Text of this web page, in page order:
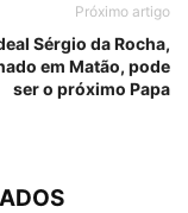
Próximo artigo
Sérgio da Rocha,
em Matão, pode
ser o próximo Papa